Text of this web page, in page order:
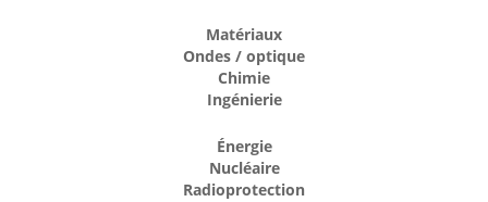
Matériaux
Ondes / optique
Chimie
Ingénierie
Énergie
Nucléaire
Radioprotection